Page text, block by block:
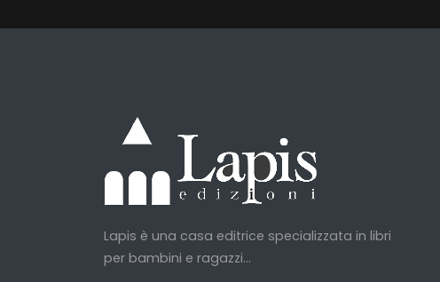
Lapis è una casa editrice specializzata in libri
per bambini e ragazzi...